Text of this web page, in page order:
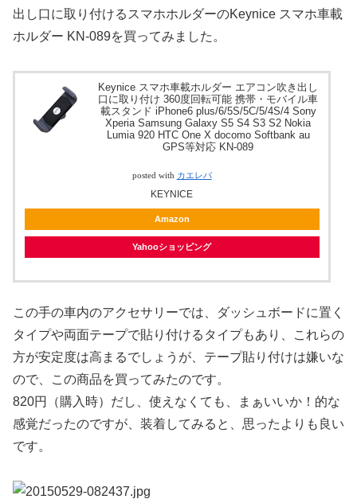
出し口に取り付けるスマホホルダーのKeynice スマホ車載
ホルダー KN-089を買ってみました。
Keynice スマホ車載ホルダー エアコン吹き出し
口に取り付け 360度回転可能 携帯・モバイル車
載スタンド iPhone6 plus/6/5S/5C/5/4S/4 Sony
Xperia Samsung Galaxy S5 S4 S3 S2 Nokia
Lumia 920 HTC One X docomo Softbank au
GPS等対応 KN-089
posted with カエレバ
KEYNICE
Amazon
Yahooショッピング
この手の車内のアクセサリーでは、ダッシュボードに置く
タイプや両面テープで貼り付けるタイプもあり、これらの
方が安定度は高まるでしょうが、テープ貼り付けは嫌いな
ので、この商品を買ってみたのです。
820円（購入時）だし、使えなくても、まぁいいか！的な
感覚だったのですが、装着してみると、思ったよりも良い
です。